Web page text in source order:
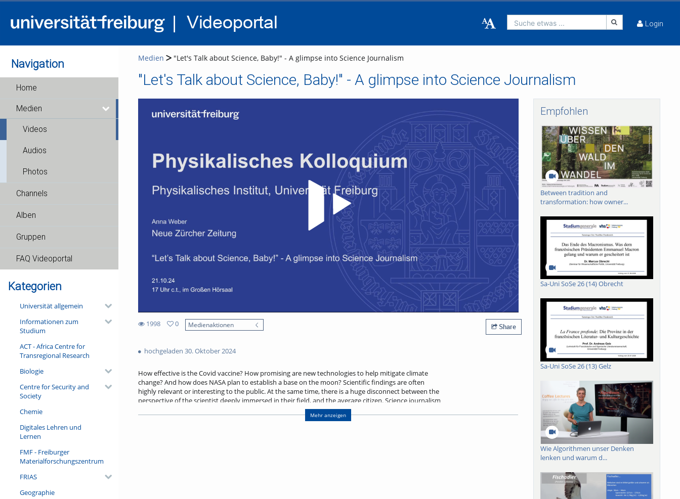
Suche etwas ... Login
Navigation
Home
Medien
Videos
Audios
Photos
Channels
Alben
Gruppen
FAQ Videoportal
Kategorien
Universität allgemein
Informationen zum
Studium
ACT - Africa Centre for
Transregional Research
Biologie
Centre for Security and
Society
Chemie
Digitales Lehren und
Lernen
FMF - Freiburger
Materialforschungszentrum
FRIAS
Geographie
Medien "Let's Talk about Science, Baby!" - A glimpse into Science Journalism
"Let's Talk about Science, Baby!" - A glimpse into Science Journalism
Video abspielen
1998
views
0
Medienaktionen Share
hochgeladen 30. Oktober 2024
How effective is the Covid vaccine? How promising are new technologies to help mitigate climate
change? And how does NASA plan to establish a base on the moon? Scientific findings are often
highly relevant or interesting to the public. At the same time, there is a huge disconnect between the
perspective of the scientist deeply immersed in their field, and the average citizen. Science journalism
The presentation aims to offer some insights into the inner workings of science journalism, discuss its
Mehr anzeigen
Empfohlen
Between tradition and
transformation: how owner...
Sa-Uni SoSe 26 (14) Obrecht
Sa-Uni SoSe 26 (13) Gelz
Wie Algorithmen unser Denken
lenken und warum d...